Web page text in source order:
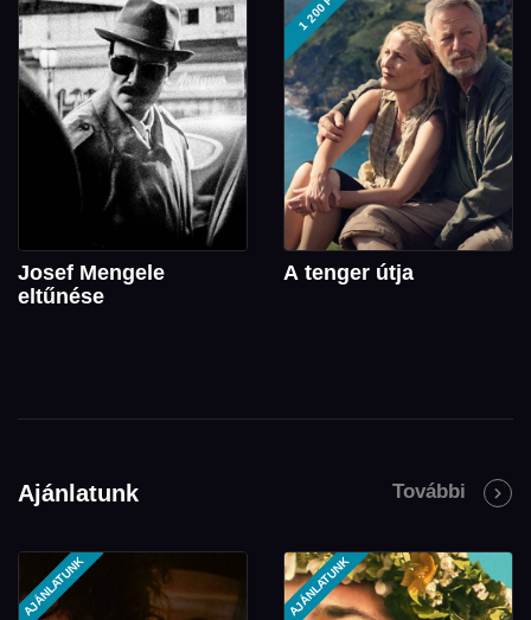
Josef Mengele
eltűnése
1 200 FT
A tenger útja
Ajánlatunk További
AJÁNLATUNK AJÁNLATUNK